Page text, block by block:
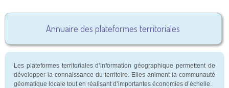
Annuaire des plateformes territoriales
Les plateformes territoriales d’information géographique permettent de
développer la connaissance du territoire. Elles animent la communauté
géomatique locale tout en réalisant d’importantes économies d’échelle.